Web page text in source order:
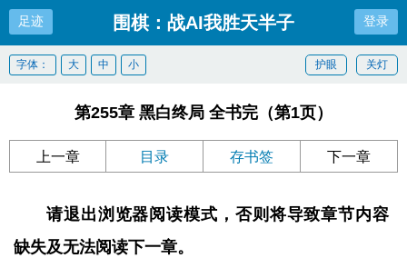
足迹 围棋：战AI我胜天半子 登录
关灯
护眼
字体： 大 中 小
第255章 黑白终局 全书完（第1页）
上一章 目录 存书签 下一章
请退出浏览器阅读模式，否则将导致章节内容
缺失及无法阅读下一章。